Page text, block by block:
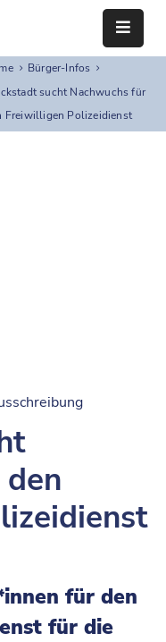
Bürger-Infos
sucht Nachwuchs für
Freiwilligen Polizeidienst
für den
für die